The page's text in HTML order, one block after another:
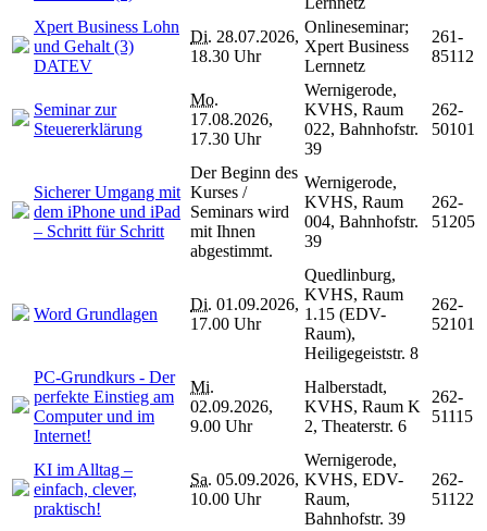
Xpert Business Lohn
und Gehalt (3)
DATEV
Di. 28.07.2026,
18.30 Uhr
Onlineseminar;
Xpert Business
Lernnetz
261-
85112
Seminar zur
Steuererklärung
Mo.
17.08.2026,
17.30 Uhr
Wernigerode,
KVHS, Raum
022, Bahnhofstr.
39
262-
50101
Sicherer Umgang mit
dem iPhone und iPad
– Schritt für Schritt
Der Beginn des
Kurses /
Seminars wird
mit Ihnen
abgestimmt.
Wernigerode,
KVHS, Raum
004, Bahnhofstr.
39
262-
51205
Word Grundlagen
Di. 01.09.2026,
17.00 Uhr
Quedlinburg,
KVHS, Raum
1.15 (EDV-
Raum),
Heiligegeiststr. 8
262-
52101
PC-Grundkurs - Der
perfekte Einstieg am
Computer und im
Internet!
Mi.
02.09.2026,
9.00 Uhr
Halberstadt,
KVHS, Raum K
2, Theaterstr. 6
262-
51115
KI im Alltag –
einfach, clever,
praktisch!
Sa. 05.09.2026,
10.00 Uhr
Wernigerode,
KVHS, EDV-
Raum,
Bahnhofstr. 39
262-
51122